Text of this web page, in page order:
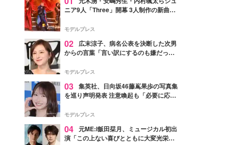
な髪を日常で叶える、美容好きの
ます。
ニア9人「Three」開幕 3人制作の新曲＆
進んで夢を掴みたい」【ゲネプロレポ】
モデルプレス
02
広末涼子、病名公表を決断した次男
からの言葉「言い訳にするのも嫌だっ
モデルプレス
03 集英社、日向坂46藤嶌果歩の写真集
を巡り声明発表 注意喚起も「必要に応じ
モデルプレス
04 元ME:I飯田栞月、ミュージカル初出
演「この上ない喜びとともに大変光栄」